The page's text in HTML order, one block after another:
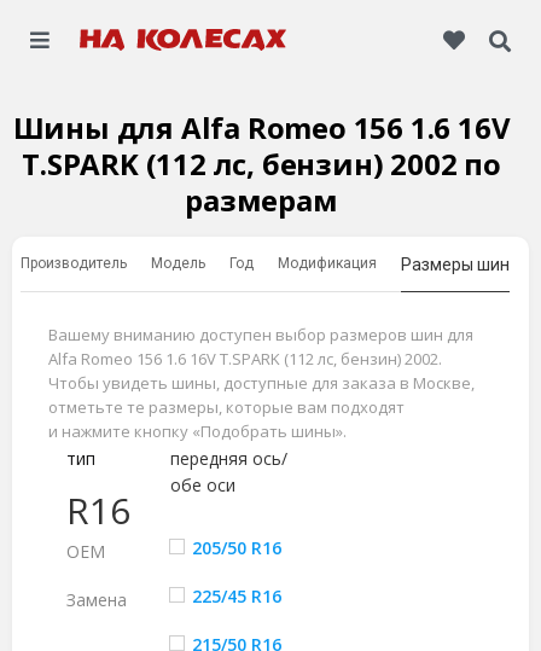
Шины для Alfa Romeo 156 1.6 16V
T.SPARK (112 лс, бензин) 2002 по
размерам
Производитель Модель Год Модификация Размеры шин
Вашему вниманию доступен выбор размеров шин для
Alfa Romeo 156 1.6 16V T.SPARK (112 лс, бензин) 2002.
Чтобы увидеть шины, доступные для заказа в Москве,
отметьте те размеры, которые вам подходят
и нажмите кнопку «Подобрать шины».
R16
тип
передняя ось/
обе оси
ОЕМ 205/50 R16
Замена 225/45 R16
215/50 R16